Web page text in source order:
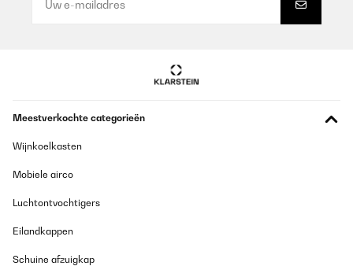
02/08/2025
Sehr gut Leider für mich zu teuer.
Amazon-Benutzer
Vertaal
Meestverkochte categorieën
Wijnkoelkasten
Mobiele airco
Luchtontvochtigers
Eilandkappen
Schuine afzuigkap